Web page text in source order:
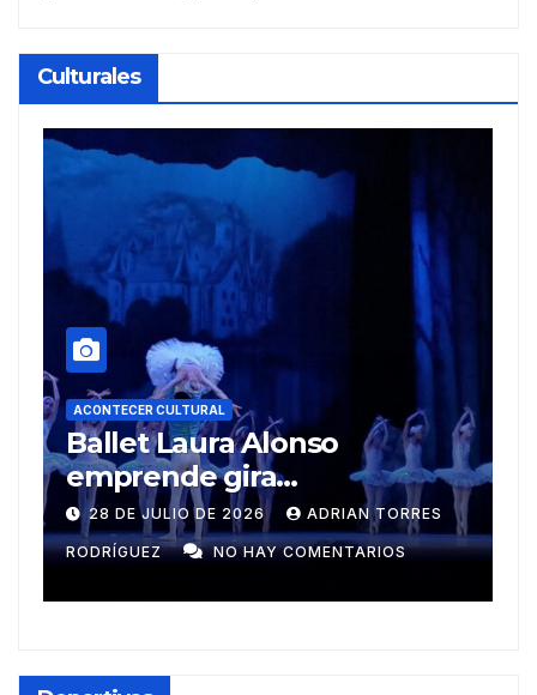
Culturales
ADRIAN TORRES
ACONTECER CULTURAL
Muñecos y monotipia
9 DE JULIO DE 2026 MEYLIN
GUZMÁN NO HAY